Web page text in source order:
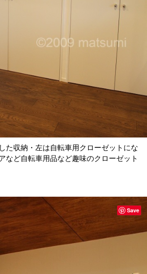
た収納・左は自転車用クローゼットにな
など自転車用品など趣味のクローゼット
Save